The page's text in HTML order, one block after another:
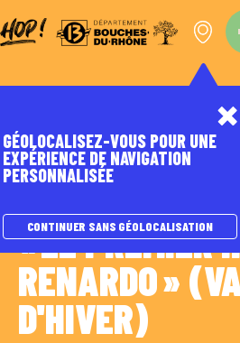
VISITES
« LE PREMIER
RENARDO »
D'HIVER)
Nos évènements
GÉOLOCALISEZ-VOUS POUR UNE
EXPÉRIENCE DE NAVIGATION
PERSONNALISÉE
CONTINUER SANS GÉOLOCALISATION